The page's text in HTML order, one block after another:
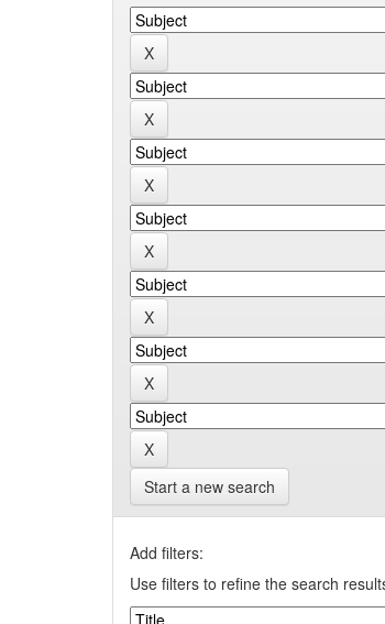
Start a new search
Add filters:
Use filters to refine the search